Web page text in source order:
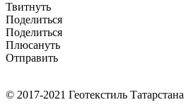
Твитнуть
Поделиться
Поделиться
Плюсануть
Отправить
© 2017-2021 Геотекстиль Татарстана